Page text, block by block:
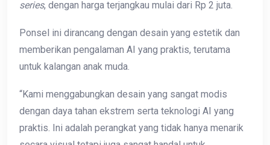
series, dengan harga terjangkau mulai dari Rp 2 juta.
Ponsel ini dirancang dengan desain yang estetik dan
memberikan pengalaman AI yang praktis, terutama
untuk kalangan anak muda.
“Kami menggabungkan desain yang sangat modis
dengan daya tahan ekstrem serta teknologi AI yang
praktis. Ini adalah perangkat yang tidak hanya menarik